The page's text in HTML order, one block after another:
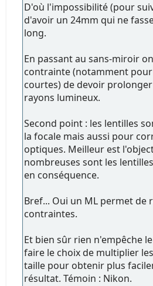
D'où l'impossibilité (pour
d'avoir un 24mm qui ne
long.
En passant au sans-miroir
contrainte (notamment pour
courtes) de devoir
rayons lumineux.
Second point : les lentilles
la focale mais aussi pour
optiques. Meilleur est
nombreuses sont les
en conséquence.
Bref... Oui un ML permet de
contraintes.
Et bien sûr rien n'empêche
faire le choix de multiplier
taille pour obtenir plus
résultat. Témoin : Nikon.